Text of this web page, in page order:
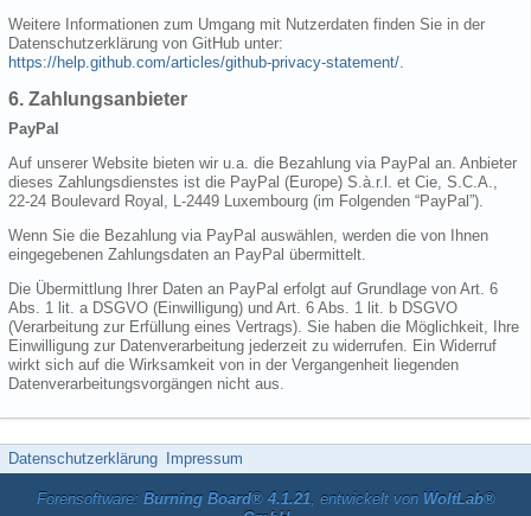
Weitere Informationen zum Umgang mit Nutzerdaten finden Sie in der
Datenschutzerklärung von GitHub unter:
https://help.github.com/articles/github-privacy-statement/
6. Zahlungsanbieter
PayPal
Auf unserer Website bieten wir u.a. die Bezahlung via PayPal an. Anbieter
dieses Zahlungsdienstes ist die PayPal (Europe) S.à.r.l. et Cie, S.C.A.,
22-24 Boulevard Royal, L-2449 Luxembourg (im Folgenden “PayPal”).
Wenn Sie die Bezahlung via PayPal auswählen, werden die von Ihnen
eingegebenen Zahlungsdaten an PayPal übermittelt.
Die Übermittlung Ihrer Daten an PayPal erfolgt auf Grundlage von Art. 6
Abs. 1 lit. a DSGVO (Einwilligung) und Art. 6 Abs. 1 lit. b DSGVO
(Verarbeitung zur Erfüllung eines Vertrags). Sie haben die Möglichkeit, Ihre
Einwilligung zur Datenverarbeitung jederzeit zu widerrufen. Ein Widerruf
wirkt sich auf die Wirksamkeit von in der Vergangenheit liegenden
Datenverarbeitungsvorgängen nicht aus.
Datenschutzerklärung Impressum
Forensoftware: Burning Board® 4.1.21, entwickelt von WoltLab®